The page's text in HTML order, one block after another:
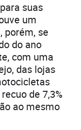
suas
um
porém, se
do ano
com uma
das lojas
de 7,3%
ao mesmo